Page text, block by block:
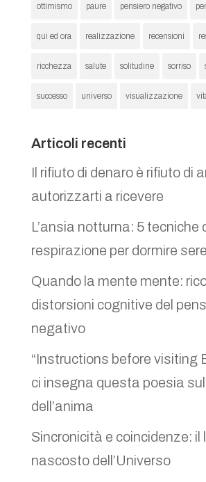
ottimismo paure pensiero negativo
qui ed ora realizzazione recensioni
ricchezza salute solitudine sorriso
successo universo visualizzazione
Articoli recenti
Il rifiuto di denaro è rifiuto di
autorizzarti a ricevere
L’ansia notturna: 5 tecniche
respirazione per dormire
Quando la mente mente:
distorsioni cognitive del
negativo
“Instructions before visiting
ci insegna questa poesia
dell’anima
Sincronicità e coincidenze:
nascosto dell’Universo